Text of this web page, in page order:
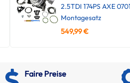
2.5TDI 174PS AXE
Montagesatz
549,99€
Faire Preise